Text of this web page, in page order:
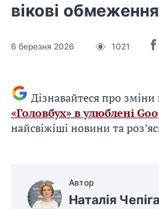
вікові
6 березня 2026 1021
Дізнавайтеся про
«Головбух» в улюблені
найсвіжіші новини та
Автор
Наталія Чепіга